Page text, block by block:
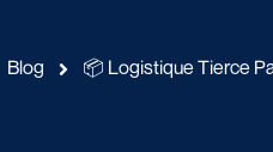
Blog 📦 Logistique Tierce